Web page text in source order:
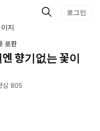
검
로그인
지
로판
향기없는 꽃이
심805